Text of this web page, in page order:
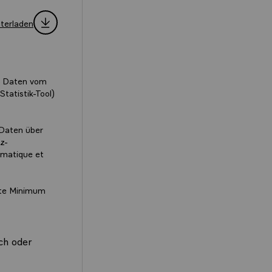
Daten vom
Tool)
über
et
Minimum
oder